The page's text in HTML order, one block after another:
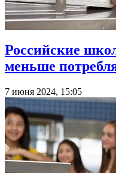
Российские
меньше
7 июня 2024, 15:05